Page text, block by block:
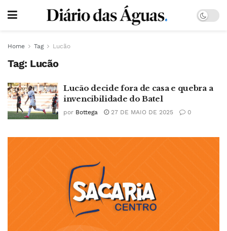
Home Tag Lucão
Tag: Lucão
Lucão decide fora de casa e quebra a
invencibilidade do Batel
por Bottega 27 DE MAIO DE 2025 0